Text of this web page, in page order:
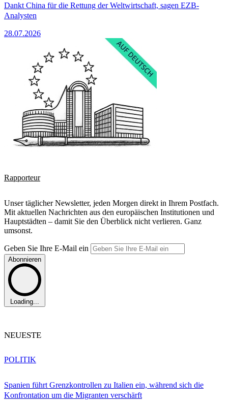
Dankt China für die Rettung der Weltwirtschaft, sagen EZB-
Analysten
28.07.2026
Rapporteur
Unser täglicher Newsletter, jeden Morgen direkt in Ihrem Postfach.
Mit aktuellen Nachrichten aus den europäischen Institutionen und
Hauptstädten – damit Sie den Überblick nicht verlieren. Ganz
umsonst.
Geben Sie Ihre E-Mail ein
Abonnieren
Loading...
NEUESTE
Spanien führt Grenzkontrollen zu Italien ein, während sich die
Konfrontation um die Migranten verschärft
POLITIK